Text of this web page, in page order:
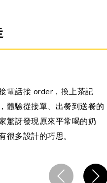
電話接 order，換上茶記
體驗從接單、出餐到送餐的
驚訝發現原來平常喝的奶
很多設計的巧思。